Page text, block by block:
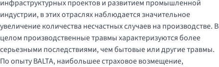
инфраструктурных проектов и развитием промышленной
индустрии, в этих отраслях наблюдается значительное
увеличение количества несчастных случаев на производстве. В
целом производственные травмы характеризуются более
серьезными последствиями, чем бытовые или другие травмы.
По опыту BALTA, наибольшее страховое возмещение,